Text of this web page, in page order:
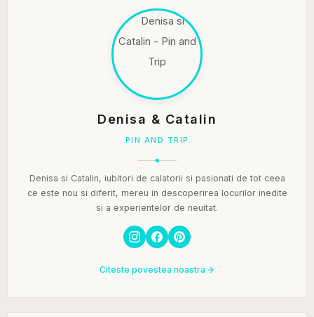
Denisa & Catalin
PIN AND TRIP
Denisa si Catalin, iubitori de calatorii si pasionati de tot ceea
ce este nou si diferit, mereu in descoperirea locurilor inedite
si a experientelor de neuitat.
Citeste povestea noastra